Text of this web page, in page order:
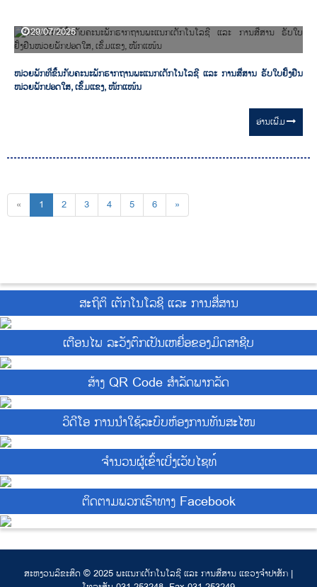
29/07/2025
ໜ່ວຍພັກທີ່ຂຶ້ນກັບຄະນະພັກຮາກຖານພະແນກເຕັກໂນໂລຊີ ແລະ ການສື່ສານ ຮັບໃບຢັ້ງຢືນ
ໜ່ວຍພັກປອດໃສ, ເຂັ້ມແຂງ, ໜັກແໜ້ນ
ອ່ານ​ເພີ່ມ
« 1 2 3 4 5 6 »
ສະຖິຕິ ເຕັກໂນໂລຊີ ແລະ ການສື່ສານ
ເຕືອນໄພ ລະວັງຕົກເປັນເຫຍື່ອຂອງມິດສາຊີບ
ສ້າງ QR Code ສຳລັດພາກລັດ
ວິດີໂອ ການນຳໃຊ້ລະບົບຫ້ອງການທັນສະໄໜ
ຈຳນວນຜູ້ເຂົ້າເບີ່ງເວັບໄຊທ໌
ຕິດຕາມພວກເຮົາທາງ Facebook
ສະຫງວນລິຂະສິດ © 2025 ພະແນກເຕັກໂນໂລຊີ ແລະ ການສື່ສານ ແຂວງຈຳປາສັກ |